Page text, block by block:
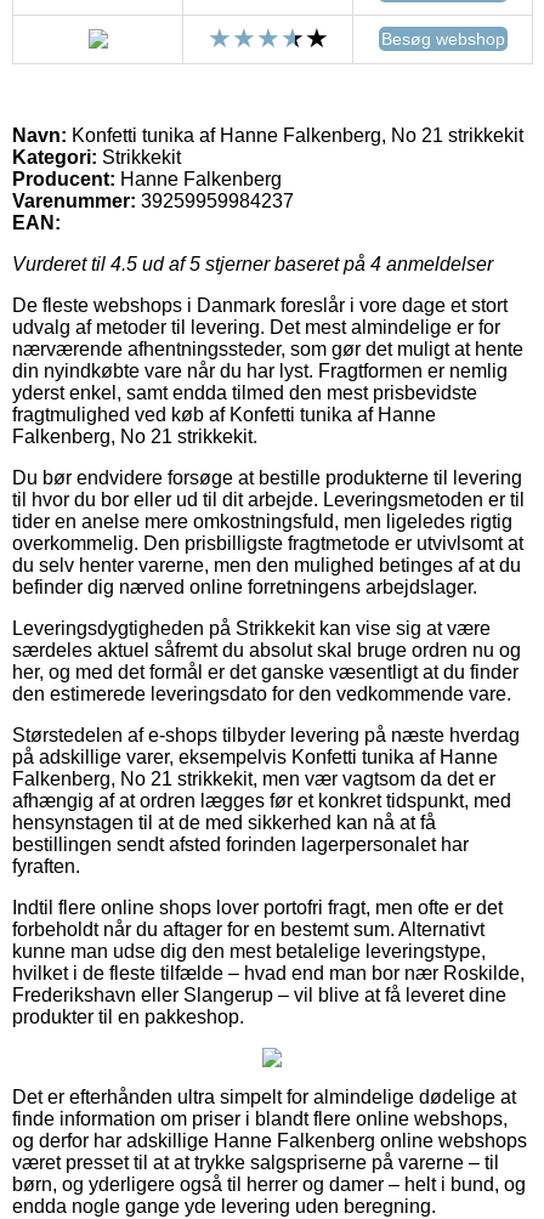
Besøg webshop
Navn: Konfetti tunika af Hanne Falkenberg, No 21 strikkekit
Kategori: Strikkekit
Producent: Hanne Falkenberg
Varenummer: 39259959984237
EAN:
Vurderet til 4.5 ud af 5 stjerner baseret på 4 anmeldelser
De fleste webshops i Danmark foreslår i vore dage et stort
udvalg af metoder til levering. Det mest almindelige er for
nærværende afhentningssteder, som gør det muligt at hente
din nyindkøbte vare når du har lyst. Fragtformen er nemlig
yderst enkel, samt endda tilmed den mest prisbevidste
fragtmulighed ved køb af Konfetti tunika af Hanne
Falkenberg, No 21 strikkekit.
Du bør endvidere forsøge at bestille produkterne til levering
til hvor du bor eller ud til dit arbejde. Leveringsmetoden er til
tider en anelse mere omkostningsfuld, men ligeledes rigtig
overkommelig. Den prisbilligste fragtmetode er utvivlsomt at
du selv henter varerne, men den mulighed betinges af at du
befinder dig nærved online forretningens arbejdslager.
Leveringsdygtigheden på Strikkekit kan vise sig at være
særdeles aktuel såfremt du absolut skal bruge ordren nu og
her, og med det formål er det ganske væsentligt at du finder
den estimerede leveringsdato for den vedkommende vare.
Størstedelen af e-shops tilbyder levering på næste hverdag
på adskillige varer, eksempelvis Konfetti tunika af Hanne
Falkenberg, No 21 strikkekit, men vær vagtsom da det er
afhængig af at ordren lægges før et konkret tidspunkt, med
hensynstagen til at de med sikkerhed kan nå at få
bestillingen sendt afsted forinden lagerpersonalet har
fyraften.
Indtil flere online shops lover portofri fragt, men ofte er det
forbeholdt når du aftager for en bestemt sum. Alternativt
kunne man udse dig den mest betalelige leveringstype,
hvilket i de fleste tilfælde – hvad end man bor nær Roskilde,
Frederikshavn eller Slangerup – vil blive at få leveret dine
produkter til en pakkeshop.
Det er efterhånden ultra simpelt for almindelige dødelige at
finde information om priser i blandt flere online webshops,
og derfor har adskillige Hanne Falkenberg online webshops
været presset til at at trykke salgspriserne på varerne – til
børn, og yderligere også til herrer og damer – helt i bund, og
endda nogle gange yde levering uden beregning.